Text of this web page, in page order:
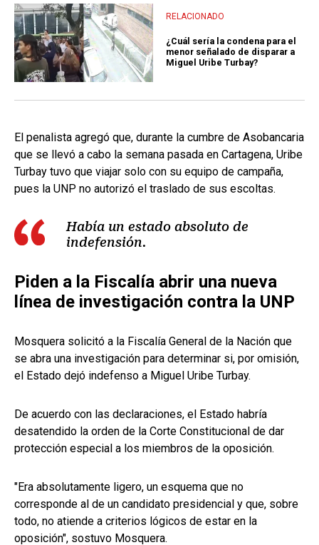
RELACIONADO
¿Cuál sería la condena para el
menor señalado de disparar a
Miguel Uribe Turbay?
El penalista agregó que, durante la cumbre de Asobancaria
que se llevó a cabo la semana pasada en Cartagena, Uribe
Turbay tuvo que viajar solo con su equipo de campaña,
pues la UNP no autorizó el traslado de sus escoltas.
Había un estado absoluto de
indefensión.
Piden a la Fiscalía abrir una nueva
línea de investigación contra la UNP
Mosquera solicitó a la Fiscalía General de la Nación que
se abra una investigación para determinar si, por omisión,
el Estado dejó indefenso a Miguel Uribe Turbay.
De acuerdo con las declaraciones, el Estado habría
desatendido la orden de la Corte Constitucional de dar
protección especial a los miembros de la oposición.
"Era absolutamente ligero, un esquema que no
corresponde al de un candidato presidencial y que, sobre
todo, no atiende a criterios lógicos de estar en la
oposición", sostuvo Mosquera.